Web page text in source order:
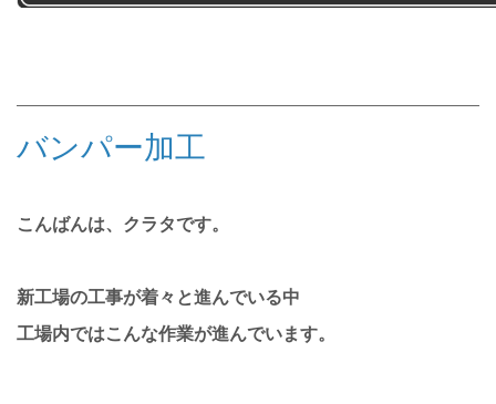
バンパー加工
こんばんは、クラタです。
新工場の工事が着々と進んでいる中
工場内ではこんな作業が進んでいます。